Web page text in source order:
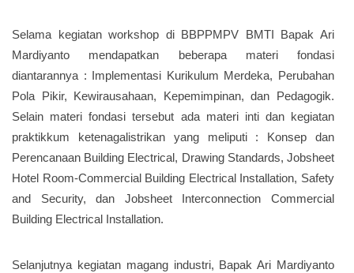
Selama kegiatan workshop di BBPPMPV BMTI Bapak Ari
Mardiyanto mendapatkan beberapa materi fondasi
diantarannya : Implementasi Kurikulum Merdeka, Perubahan
Pola Pikir, Kewirausahaan, Kepemimpinan, dan Pedagogik.
Selain materi fondasi tersebut ada materi inti dan kegiatan
praktikkum ketenagalistrikan yang meliputi : Konsep dan
Perencanaan Building Electrical, Drawing Standards, Jobsheet
Hotel Room-Commercial Building Electrical Installation, Safety
and Security, dan Jobsheet Interconnection Commercial
Building Electrical Installation.
Selanjutnya kegiatan magang industri, Bapak Ari Mardiyanto